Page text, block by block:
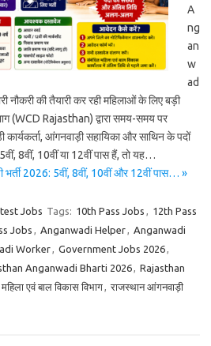
A
ng
an
w
ad
की तैयारी कर रही महिलाओं के लिए बड़ी
(WCD Rajasthan) द्वारा समय-समय पर
कार्यकर्ता, आंगनवाड़ी सहायिका और साथिन के पदों
8वीं, 10वीं या 12वीं पास हैं, तो यह…
2026: 5वीं, 8वीं, 10वीं और 12वीं पास… »
Jobs Tags: 10th Pass Jobs , 12th Pass
Jobs , Anganwadi Helper, Anganwadi
Worker, Government Jobs 2026,
Anganwadi Bharti 2026, Rajasthan
महिला एवं बाल विकास विभाग, राजस्थान आंगनवाड़ी